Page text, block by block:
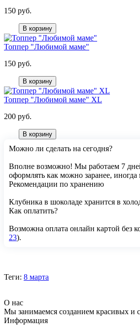
150 руб.
В корзину
Топпер "Любимой маме"
150 руб.
В корзину
Топпер "Любимой маме" XL
200 руб.
В корзину
Можно ли сделать на сегодня?
Вполне возможно! Мы работаем 7
оформлять как можно заранее,
Рекомендации по хранению
Клубника в шоколаде хранится в
Как оплатить?
Возможна оплата онлайн картой без
23).
Теги: 8 марта
О нас
Мы занимаемся созданием красивых и
Информация